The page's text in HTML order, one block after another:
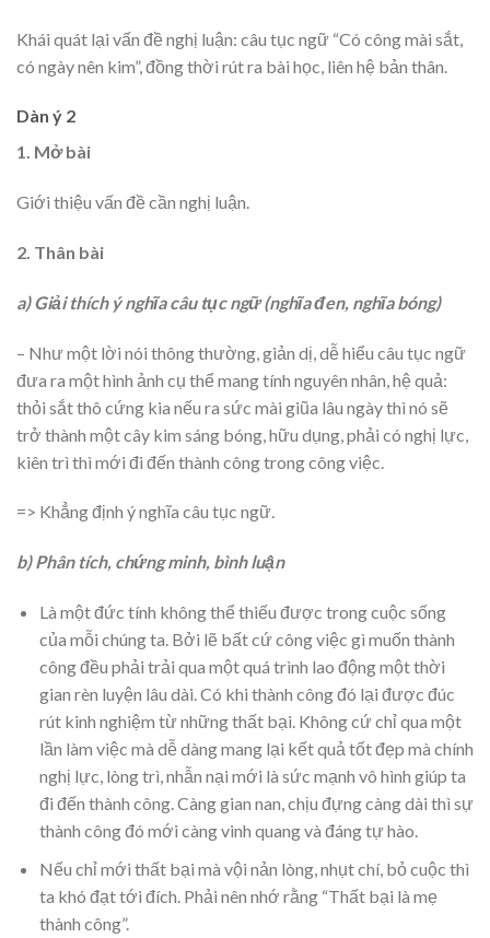
Khái quát lại vấn đề nghị luận: câu tục ngữ “Có công mài sắt,
có ngày nên kim”, đồng thời rút ra bài học, liên hệ bản thân.
Dàn ý 2
1. Mở bài
Giới thiệu vấn đề cần nghị luận.
2. Thân bài
a) Giải thích ý nghĩa câu tục ngữ (nghĩa đen, nghĩa bóng)
– Như một lời nói thông thường, giản dị, dễ hiểu câu tục ngữ
đưa ra một hình ảnh cụ thể mang tính nguyên nhân, hệ quả:
thỏi sắt thô cứng kia nếu ra sức mài giũa lâu ngày thì nó sẽ
trở thành một cây kim sáng bóng, hữu dụng, phải có nghị lực,
kiên trì thì mới đi đến thành công trong công việc.
=> Khẳng định ý nghĩa câu tục ngữ.
b) Phân tích, chứng minh, bình luận
Là một đức tính không thể thiếu được trong cuộc sống
của mỗi chúng ta. Bởi lẽ bất cứ công việc gì muốn thành
công đều phải trải qua một quá trình lao động một thời
gian rèn luyện lâu dài. Có khi thành công đó lại được đúc
rút kinh nghiệm từ những thất bại. Không cứ chỉ qua một
lần làm việc mà dễ dàng mang lại kết quả tốt đẹp mà chính
nghị lực, lòng trì, nhẫn nại mới là sức mạnh vô hình giúp ta
đi đến thành công. Càng gian nan, chịu đựng càng dài thì sự
thành công đó mới càng vinh quang và đáng tự hào.
Nếu chỉ mới thất bại mà vội nản lòng, nhụt chí, bỏ cuộc thì
ta khó đạt tới đích. Phải nên nhớ rằng “Thất bại là mẹ
thành công”.